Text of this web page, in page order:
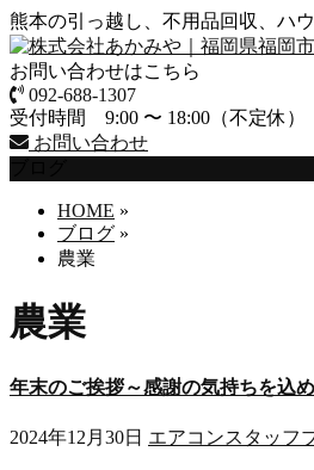
熊本の引っ越し、不用品回収、ハ
お問い合わせはこちら
092-688-1307
受付時間 9:00 〜 18:00（不定休）
お問い合わせ
HOME »
ブログ »
農業
農業
年末のご挨拶～感謝の気持ちを込
2024年12月30日 エアコンスタッフ